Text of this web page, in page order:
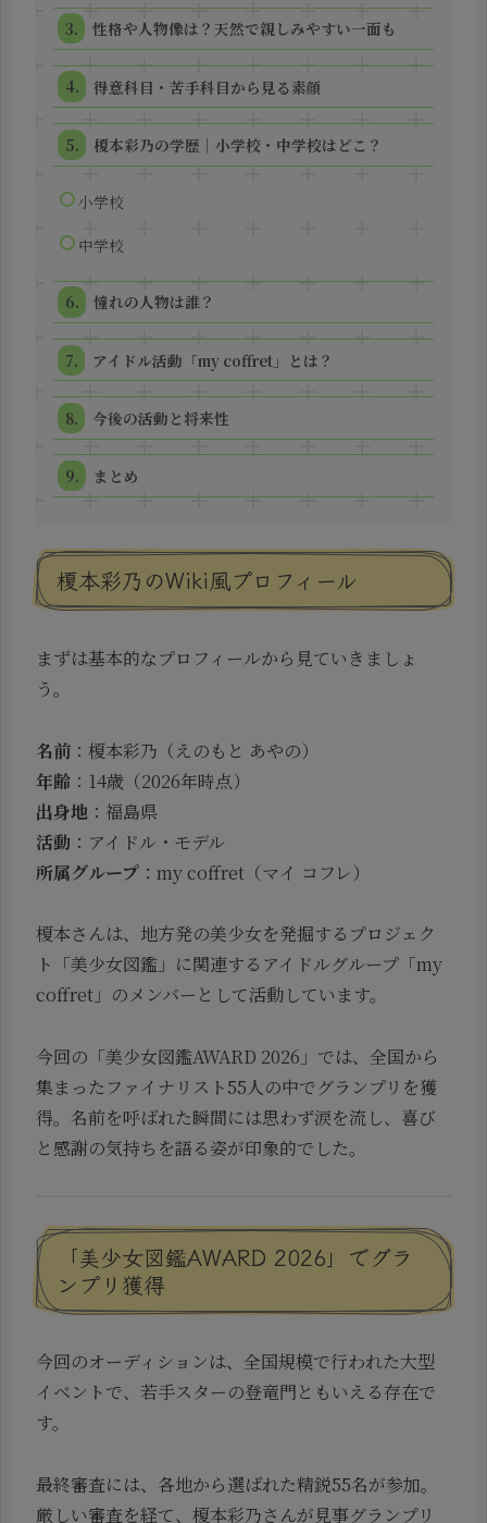
性格や人物像は？天然で親しみやすい一面も
得意科目・苦手科目から見る素顔
榎本彩乃の学歴｜小学校・中学校はどこ？
小学校
中学校
憧れの人物は誰？
アイドル活動「my coffret」とは？
今後の活動と将来性
まとめ
榎本彩乃のWiki風プロフィール
まずは基本的なプロフィールから見ていきましょ
う。
名前 ：榎本彩乃（えのもと あやの）
年齢 ：14歳（2026年時点）
出身地 ：福島県
活動 ：アイドル・モデル
所属グループ ：my coffret（マイ コフレ）
榎本さんは、地方発の美少女を発掘するプロジェク
ト「美少女図鑑」に関連するアイドルグループ「my
coffret」のメンバーとして活動しています。
今回の「美少女図鑑AWARD 2026」では、全国から
集まったファイナリスト55人の中でグランプリを獲
得。名前を呼ばれた瞬間には思わず涙を流し、喜び
と感謝の気持ちを語る姿が印象的でした。
「美少女図鑑AWARD 2026」でグラ
ンプリ獲得
今回のオーディションは、全国規模で行われた大型
イベントで、若手スターの登竜門ともいえる存在で
す。
最終審査には、各地から選ばれた精鋭55名が参加。
厳しい審査を経て、榎本彩乃さんが見事グランプリ